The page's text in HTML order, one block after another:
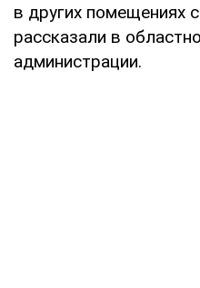
в других помещениях
рассказали в
администрации.